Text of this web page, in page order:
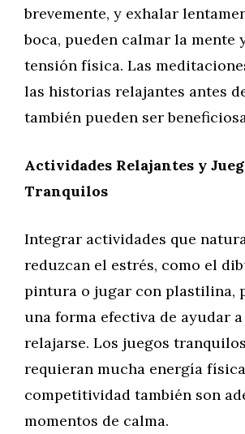
brevemente, y exhalar
boca, pueden calmar la mente
tensión física. Las
las historias relajantes antes
también pueden ser
Actividades Relajantes y
Tranquilos
Integrar actividades que
reduzcan el estrés, como el
pintura o jugar con plastilina,
una forma efectiva de ayudar
relajarse. Los juegos
requieran mucha energía
competitividad también son
momentos de calma.